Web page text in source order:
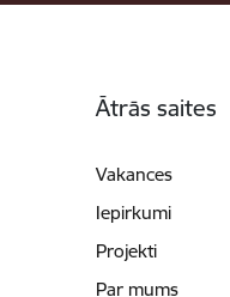
Ātrās saites
Vakances
Iepirkumi
Projekti
Par mums